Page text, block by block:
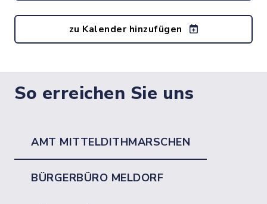
zu Kalender hinzufügen
So erreichen Sie uns
AMT MITTELDITHMARSCHEN
BÜRGERBÜRO MELDORF